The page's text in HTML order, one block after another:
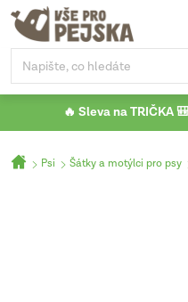
Přejít
obsah
🔥 Sleva na TRIČKA
Domů
Psi Šátky a motýlci pro psy